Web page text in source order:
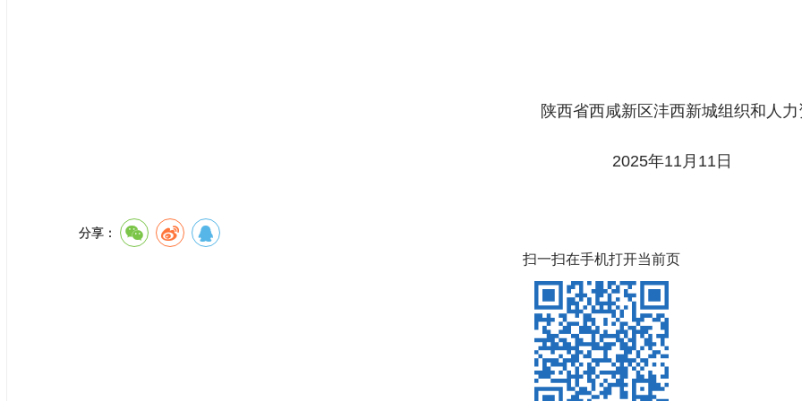
陕西省西咸新区沣西新城组织和人力资
2025年11月11日
分享：
扫一扫在手机打开当前页